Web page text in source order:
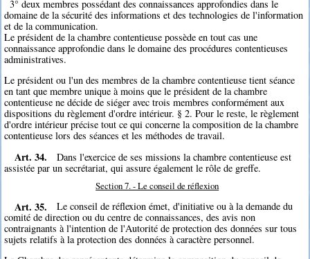
3° deux membres possédant des connaissances approfondies dans le
domaine de la sécurité des informations et des technologies de l'information
et de la communication.
Le président de la chambre contentieuse possède en tout cas une
connaissance approfondie dans le domaine des procédures contentieuses
administratives.
Le président ou l'un des membres de la chambre contentieuse tient séance
en tant que membre unique à moins que le président de la chambre
contentieuse ne décide de siéger avec trois membres conformément aux
dispositions du règlement d'ordre intérieur. § 2. Pour le reste, le règlement
d'ordre intérieur précise tout ce qui concerne la composition de la chambre
contentieuse lors des séances et les méthodes de travail.
Art. 34.
Dans l'exercice de ses missions la chambre contentieuse est
assistée par un secrétariat, qui assure également le rôle de greffe.
Section 7. - Le conseil de réflexion
Art. 35.
Le conseil de réflexion émet, d'initiative ou à la demande du
comité de direction ou du centre de connaissances, des avis non
contraignants à l'intention de l'Autorité de protection des données sur tous
sujets relatifs à la protection des données à caractère personnel.